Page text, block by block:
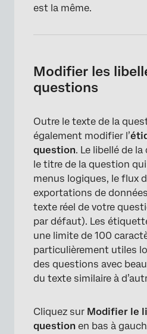
est la même.
Modifier les
questions
Outre le texte de la
également modifier l’
question. Le libellé de
le titre de la question
menus logiques, le flux
exportations de
texte réel de votre
par défaut). Les
une limite de 100
particulièrement utiles
des questions avec
du texte similaire à
Cliquez sur Modifier le
question en bas à